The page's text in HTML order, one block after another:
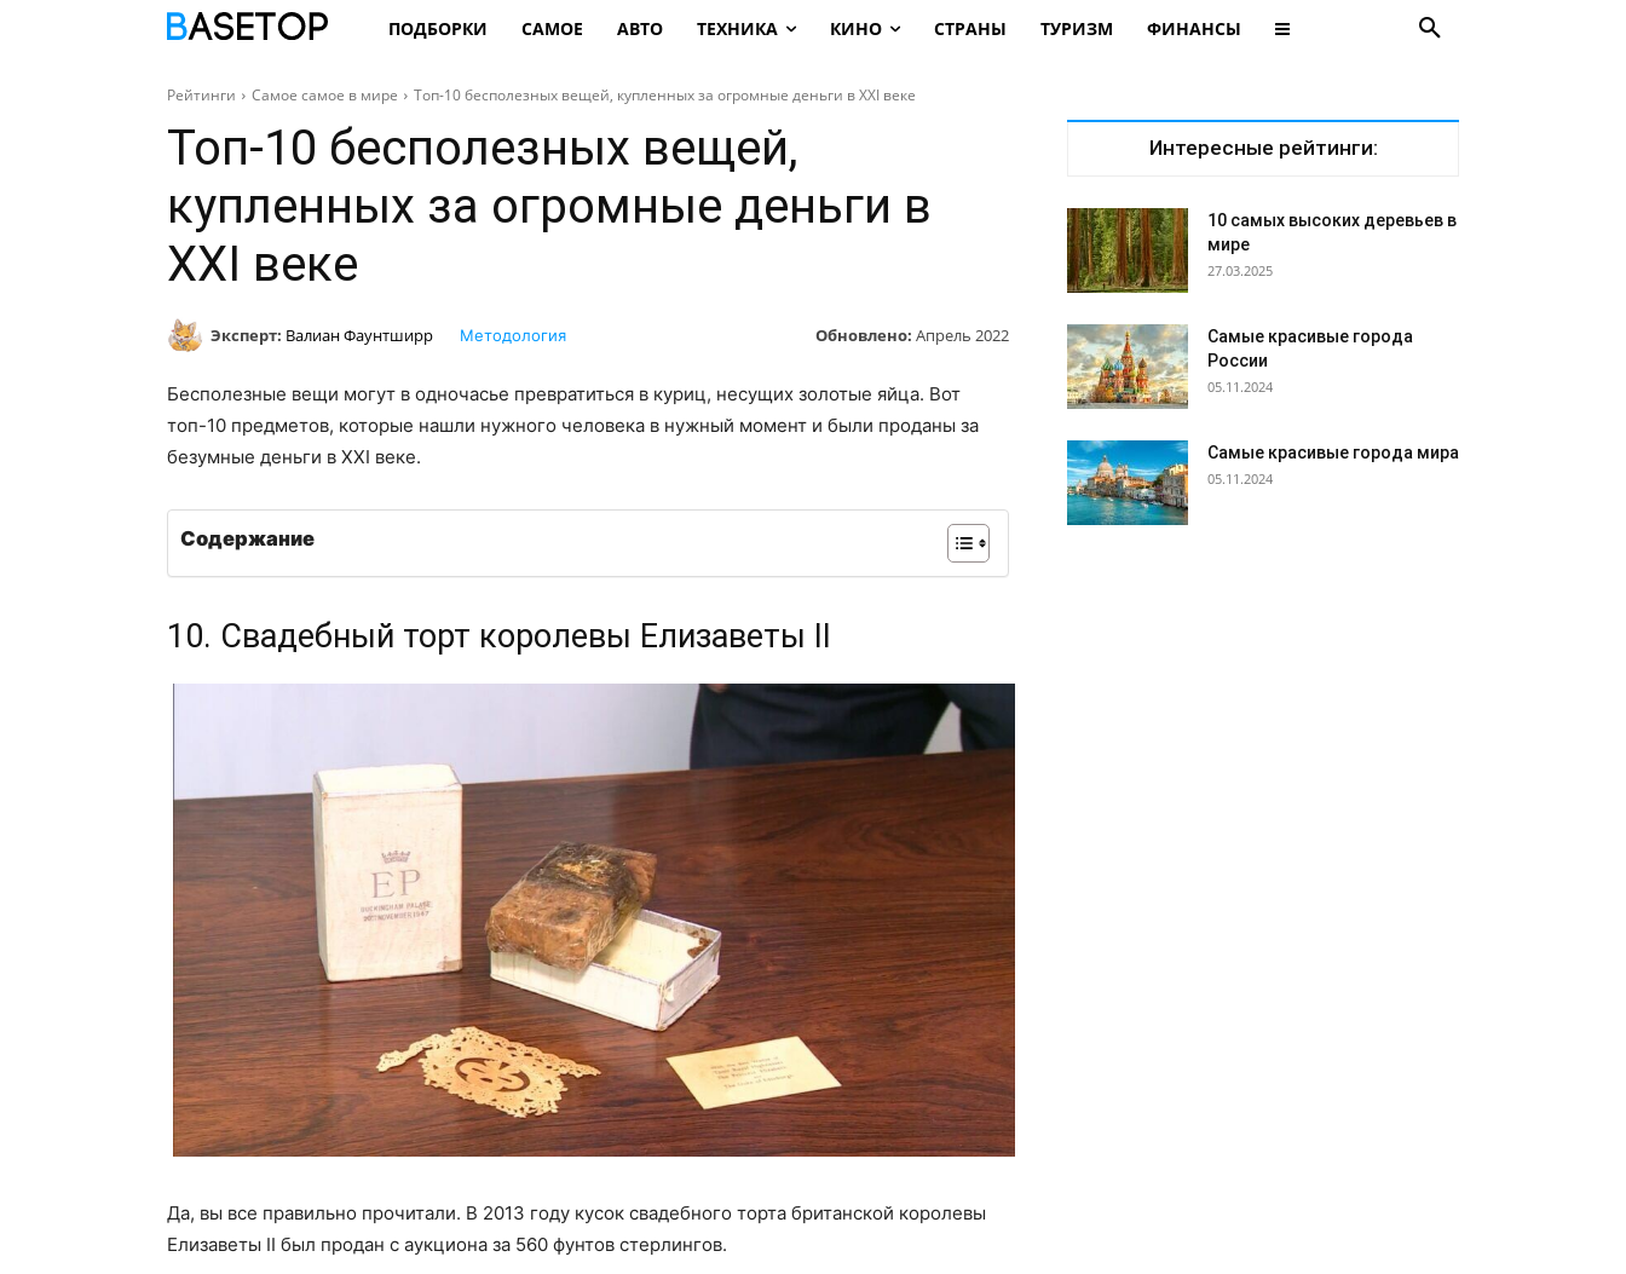
ПОДБОРКИ САМОЕ АВТО ТЕХНИКА КИНО СТРАНЫ ТУРИЗМ ФИНАНСЫ
Рейтинги Самое самое в мире Топ-10 бесполезных вещей, купленных за огромные деньги в XXI веке
Топ-10 бесполезных вещей,
купленных за огромные деньги в
XXI веке
Эксперт: Валиан Фаунтширр Обновлено: Апрель 2022
Методология
Бесполезные вещи могут в одночасье превратиться в куриц, несущих золотые яйца. Вот
топ-10 предметов, которые нашли нужного человека в нужный момент и были проданы за
безумные деньги в XXI веке.
Содержание
10. Свадебный торт королевы Елизаветы II
Да, вы все правильно прочитали. В 2013 году кусок свадебного торта британской королевы
Елизаветы II был продан с аукциона за 560 фунтов стерлингов.
Интересные рейтинги:
10 самых высоких деревьев в
мире
27.03.2025
Самые красивые города
России
05.11.2024
Самые красивые города мира
05.11.2024